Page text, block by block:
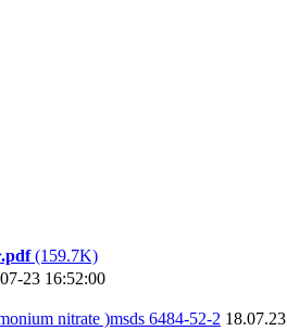
(159.7K)
23 16:52:00
nitrate )msds 6484-52-2 18.07.23